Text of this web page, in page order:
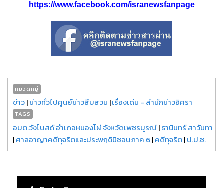
https://www.facebook.com/isranewsfanpage
หมวดหมู่
ข่าว|ข่าวทั่วไปศูนย์ข่าวสืบสวน |เรื่องเด่น - สำนักข่าวอิศรา
TAGS
อบต.วังโบสถ์ อำเภอหนองไผ่ จังหวัดเพชรบูรณ์|ธานินทร์ สาวันทา
|ศาลอาญาคดีทุจริตและประพฤติมิชอบภาค 6|คดีทุจริต |ป.ป.ช.